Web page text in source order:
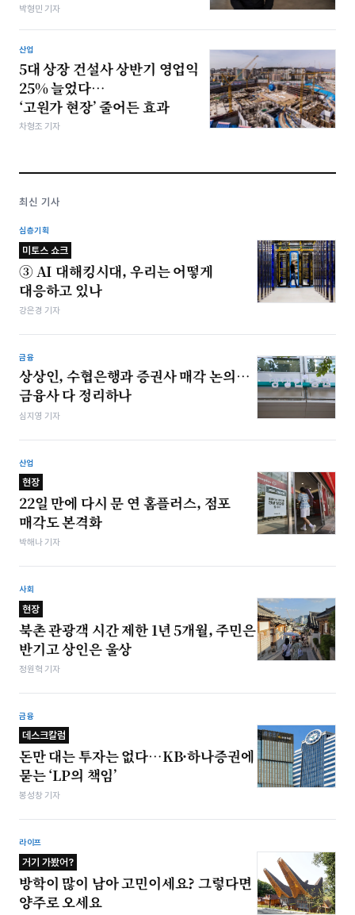
박형민 기자
산업
5대 상장 건설사 상반기 영업익
25% 늘었다…
‘고원가 현장’ 줄어든 효과
차형조 기자
최신 기사
심층기획
미토스 쇼크
③ AI 대해킹시대, 우리는 어떻게
대응하고 있나
강은경 기자
금융
상상인, 수협은행과 증권사 매각 논의…
금융사 다 정리하나
심지영 기자
산업
현장
22일 만에 다시 문 연 홈플러스, 점포
매각도 본격화
박해나 기자
사회
현장
북촌 관광객 시간 제한 1년 5개월, 주민은
반기고 상인은 울상
정원혁 기자
금융
데스크칼럼
돈만 대는 투자는 없다…KB·하나증권에
묻는 ‘LP의 책임’
봉성창 기자
라이프
거기 가봤어?
방학이 많이 남아 고민이세요? 그렇다면
양주로 오세요